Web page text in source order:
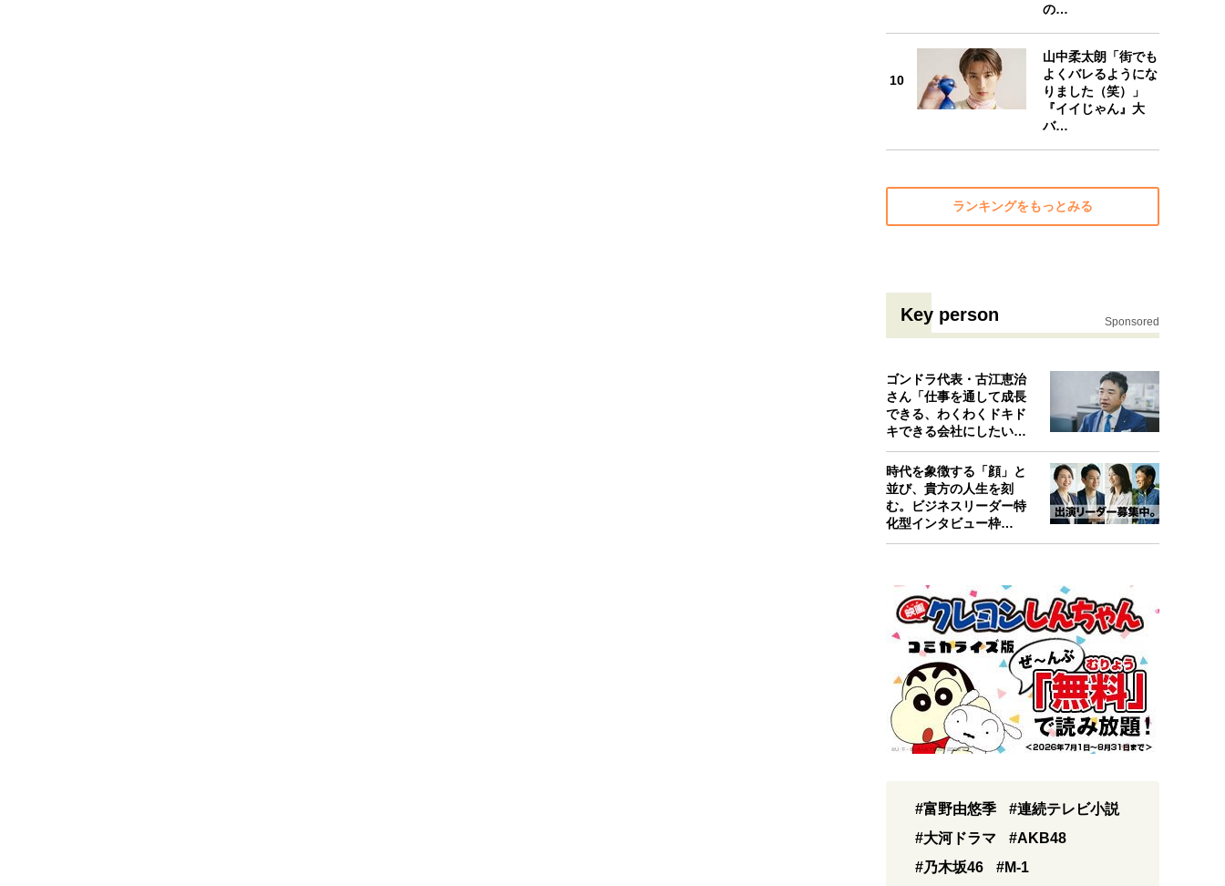
の…
10
山中柔太朗「街でも
よくバレるようにな
りました（笑）」
『イイじゃん』大
バ…
ランキングをもっとみる
Key person Sponsored
ゴンドラ代表・古江恵治
さん「仕事を通して成長
できる、わくわくドキド
キできる会社にしたいと
考えたんで…
時代を象徴する「顔」と
並び、貴方の人生を刻
む。ビジネスリーダー特
化型インタビュー枠
『Key person』始…
#富野由悠季
#連続テレビ小説
#大河ドラマ
#AKB48
#乃木坂46
#M-1